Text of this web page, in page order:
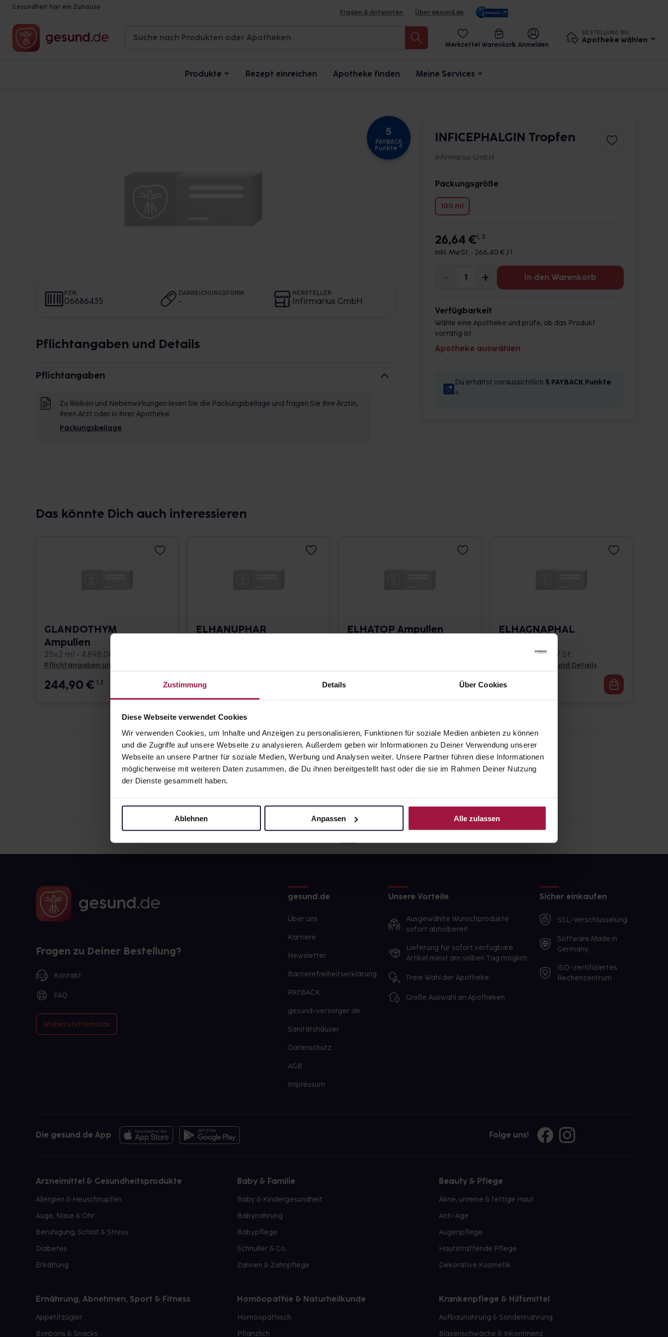
Zustimmung Details Über Cookies
Diese Webseite verwendet Cookies
Wir verwenden Cookies, um Inhalte und Anzeigen zu personalisieren, Funktionen für soziale Medien anbieten zu können
und die Zugriffe auf unsere Webseite zu analysieren. Außerdem geben wir Informationen zu Deiner Verwendung unserer
Webseite an unsere Partner für soziale Medien, Werbung und Analysen weiter. Unsere Partner führen diese Informationen
möglicherweise mit weiteren Daten zusammen, die Du ihnen bereitgestellt hast oder die sie im Rahmen Deiner Nutzung
der Dienste gesammelt haben.
Ablehnen Anpassen Alle zulassen
Gesundheit hat ein Zuhause
Fragen & Antworten Über gesund.de
Merkzettel Warenkorb Anmelden
BESTELLUNG BEI
Apotheke wählen
Produkte Rezept einreichen Apotheke finden Meine Services
5
PAYBACK
Punkte 4
PZN
06686435
DARREICHUNGSFORM
-
HERSTELLER
Infirmarius GmbH
Pflichtangaben und Details
Pflichtangaben
Zu Risiken und Nebenwirkungen lesen Sie die Packungsbeilage und fragen Sie Ihre Ärztin,
Ihren Arzt oder in Ihrer Apotheke.
Packungsbeilage
INFICEPHALGIN Tropfen
Infirmarius GmbH
Packungsgröße
100 ml
26,64 €1, 3
inkl. MwSt. • 266,40 € / l
In den Warenkorb
Verfügbarkeit
Wähle eine Apotheke und prüfe, ob das Produkt
vorrätig ist.
Apotheke auswählen
Du erhältst voraussichtlich 5 PAYBACK Punkte
4
Das könnte Dich auch interessieren
GLANDOTHYM
Ampullen
25x2 ml • 4.898,00 € / l
Pflichtangaben und Details
244,90€ 1, 3
ELHANUPHAR
195,20
ELHATOP Ampullen
ELHAGNAPHAL
100 St. • 0,76 € / St.
Pflichtangaben und Details
75,51
Fragen zu Deiner Bestellung?
Kontakt
FAQ
Widerrufsformular
gesund.de
Über uns
Karriere
Newsletter
Barrierefreiheitserklärung
PAYBACK
gesund-versorger.de
Sanitätshäuser
Datenschutz
AGB
Impressum
Unsere Vorteile
Ausgewählte Wunschprodukte
sofort abholbereit
Lieferung für sofort verfügbare
Artikel meist am selben Tag möglich
Freie Wahl der Apotheke
Große Auswahl an Apotheken
Sicher einkaufen
SSL-Verschlüsselung
Software Made in
Germany
ISO-zertifiziertes
Rechenzentrum
Die gesund.de App Folge uns!
Arzneimittel & Gesundheitsprodukte
Allergien & Heuschnupfen
Auge, Nase & Ohr
Beruhigung, Schlaf & Stress
Diabetes
Erkältung
Baby & Familie
Baby & Kindergesundheit
Babynahrung
Babypflege
Schnuller & Co.
Zahnen & Zahnpflege
Beauty & Pflege
Akne, unreine & fettige Haut
Anti-Age
Augenpflege
Hautstraffende Pflege
Dekorative Kosmetik
Ernährung, Abnehmen, Sport & Fitness
Appetitzügler
Bonbons & Snacks
Homöopathie & Naturheilkunde
Homöopathisch
Pflanzlich
Krankenpflege & Hilfsmittel
Aufbaunahrung & Sondennahrung
Blasenschwäche & Inkontinenz